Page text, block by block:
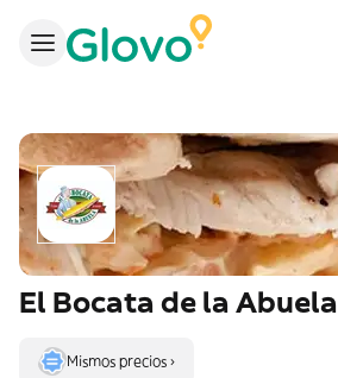
El Bocata de la Abuela
Mismos precios ›